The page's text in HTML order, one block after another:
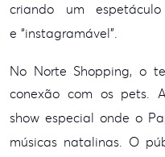
criando um
e “instagramável”.
No Norte Shopping, o
conexão com os pets.
show especial onde o
músicas natalinas. O